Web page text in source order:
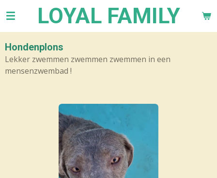
Ga
direct
naar
de
hoofdinhoud
LOYAL FAMILY
Hondenplons
Lekker zwemmen zwemmen zwemmen in een
mensenzwembad !